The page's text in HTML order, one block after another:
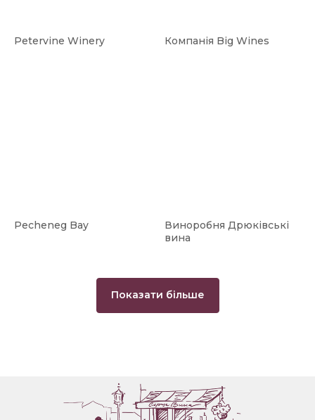
Petervine Winery Компанія Big Wines
Pecheneg Bay
Виноробня Дрюківські
вина
Показати більше